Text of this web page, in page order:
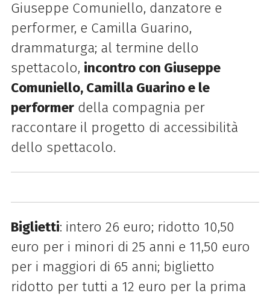
Giuseppe Comuniello, danzatore e
performer, e Camilla Guarino,
drammaturga; al termine dello
spettacolo, incontro con Giuseppe
Comuniello, Camilla Guarino e le
performerdella compagnia per
raccontare il progetto di accessibilità
dello spettacolo.
Biglietti: intero 26 euro; ridotto 10,50
euro per i minori di 25 anni e 11,50 euro
per i maggiori di 65 anni; biglietto
ridotto per tutti a 12 euro per la prima